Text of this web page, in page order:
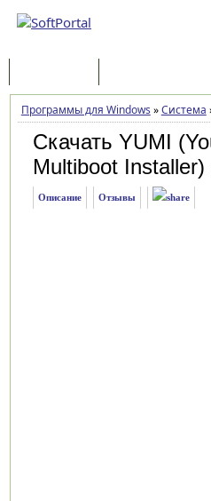
Программы для Windows »Система
Скачать YUMI
Multiboot Installer)
Описание Отзывы